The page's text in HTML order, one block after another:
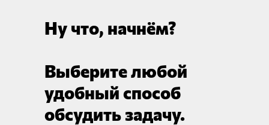
Ну что, начнём?
Выберите любой
удобный способ
обсудить задачу.